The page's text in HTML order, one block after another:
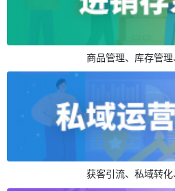
商品管理、库存管
获客引流、私域转